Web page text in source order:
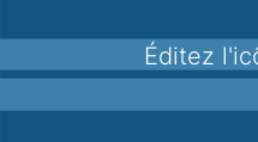
Éditez